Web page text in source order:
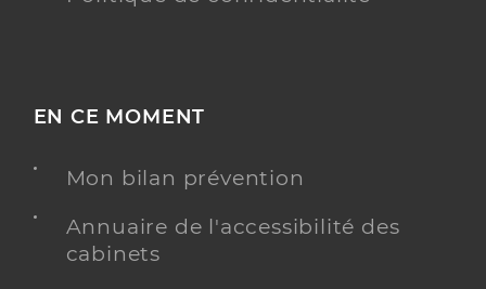
EN CE MOMENT
Mon bilan prévention
Annuaire de l'accessibilité des
cabinets